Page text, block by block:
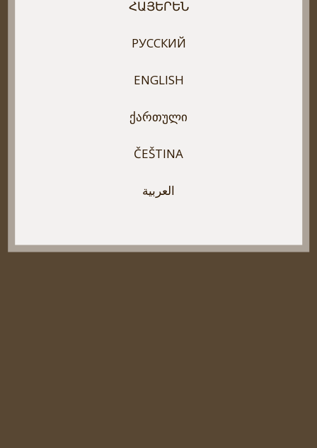
ՀԱՅԵՐԵՆ
РУССКИЙ
ENGLISH
ᲥᲐᲠᲗᲣᲚᲘ
ČEŠTINA
العربية